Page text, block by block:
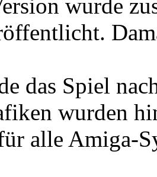
wurde
das Spiel
wurden
alle Amiga-